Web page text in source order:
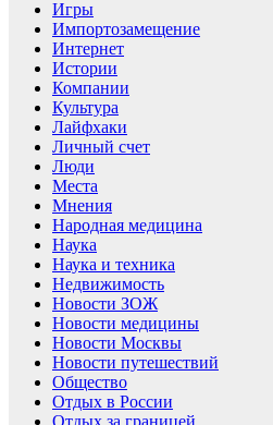
Игры
Импортозамещение
Интернет
Истории
Компании
Культура
Лайфхаки
Личный счет
Люди
Места
Мнения
Народная медицина
Наука
Наука и техника
Недвижимость
Новости ЗОЖ
Новости медицины
Новости Москвы
Новости путешествий
Общество
Отдых в России